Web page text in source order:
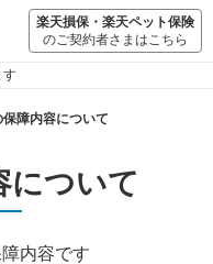
楽天損保・楽天ペット保険
のご契約者さまはこちら
す
保障内容について
について
内容です